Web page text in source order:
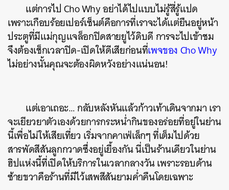
แต่การไป Cho Why อย่าได้ไปแบบไม่รู้สี่รู้แปด
เพราะเกือบร้อยเปอร์เซ็นต์คือการที่เราจะได้แต่ยืนอยู่หน้า
ประตูที่มีแม่กุญแจล็อกปิดสายยูไว้ดิบดี การจะไปเข้าชม
จึงต้องเช็กเวลาปิด-เปิดให้ดีเสียก่อนที่เพจของ Cho Why
ไม่อย่างนั้นคุณจะต้องผิดหวังอย่างแน่นอน!
แต่เอาเถอะ… กลับหลังหันแล้วก้าวเท้าเดินจากมา เรา
จะเยียวยาตัวเองด้วยการกระหน่ำกินของอร่อยที่อยู่ในย่าน
นี้เพื่อไม่ให้เสียเที่ยว เริ่มจากคาเฟ่เล็กๆ ที่เต็มไปด้วย
สารพัดสีสันลูกกวาดซึ่งอยู่เยื้องกัน นี่เป็นร้านเดียวในย่าน
ฮิปแห่งนี้ที่เปิดให้บริการในเวลากลางวัน เพราะรอบด้าน
ซ้ายขวาคือร้านที่มีไว้เสพสีสันยามค่ำคืนโดยเฉพาะ